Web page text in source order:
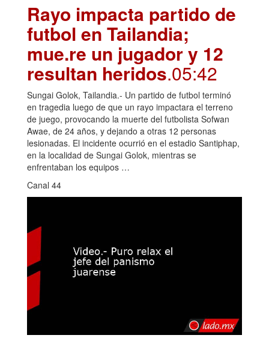
Rayo impacta partido de
futbol en Tailandia;
mue.re un jugador y 12
resultan heridos.05:42
Sungai Golok, Tailandia.- Un partido de futbol terminó
en tragedia luego de que un rayo impactara el terreno
de juego, provocando la muerte del futbolista Sofwan
Awae, de 24 años, y dejando a otras 12 personas
lesionadas. El incidente ocurrió en el estadio Santiphap,
en la localidad de Sungai Golok, mientras se
enfrentaban los equipos …
Canal 44